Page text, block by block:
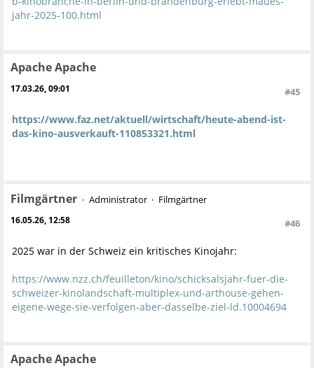
jahr-2025-100.html
Apache Apache
17.03.26, 09:01 #45
https://www.faz.net/aktuell/wirtschaft/heute-abend-ist-
das-kino-ausverkauft-110853321.html
Filmgärtner Administrator Filmgärtner
16.05.26, 12:58 #46
2025 war in der Schweiz ein kritisches Kinojahr:
https://www.nzz.ch/feuilleton/kino/schicksalsjahr-fuer-die-
schweizer-kinolandschaft-multiplex-und-arthouse-gehen-
eigene-wege-sie-verfolgen-aber-dasselbe-ziel-ld.10004694
Apache Apache